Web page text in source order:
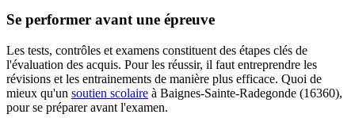
Se performer avant une épreuve
Les tests, contrôles et examens constituent des étapes clés de
l'évaluation des acquis. Pour les réussir, il faut entreprendre les
révisions et les entrainements de manière plus efficace. Quoi de
mieux qu'un soutien scolaire à Baignes-Sainte-Radegonde (16360),
pour se préparer avant l'examen.